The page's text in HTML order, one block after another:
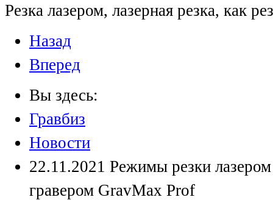
Резка лазером, лазерная резка, как
Назад
Вперед
Вы здесь:
Гравбиз
Новости
22.11.2021 Режимы резки
гравером GravMax Prof